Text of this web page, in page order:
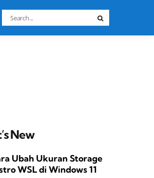
Search
for:
New
Ubah Ukuran Storage
WSL di Windows 11